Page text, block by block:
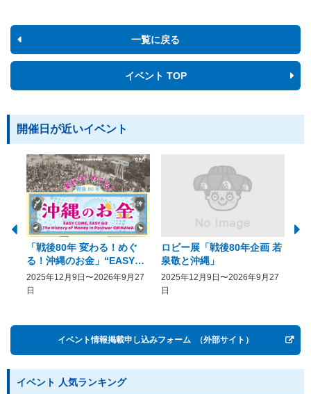
一覧に戻る
イベント TOP
開催日が近いイベント
「戦後80年 変わる！めぐ
る！沖縄のお金」“EASY
COME, EASY GO － The
History of Money in
2025年12月9日〜2026年9月27
日
ロビー展「戦後80年企画 若
泉敬と沖縄」
2025年12月9日〜2026年9月27
日
イベント情報掲載申し込みフォーム （外部サイト）
イベント 人気ランキング